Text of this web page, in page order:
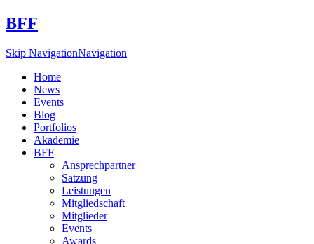
BFF
Skip NavigationNavigation
Home
News
Events
Blog
Portfolios
Akademie
BFF
Ansprechpartner
Satzung
Leistungen
Mitgliedschaft
Mitglieder
Events
Awards